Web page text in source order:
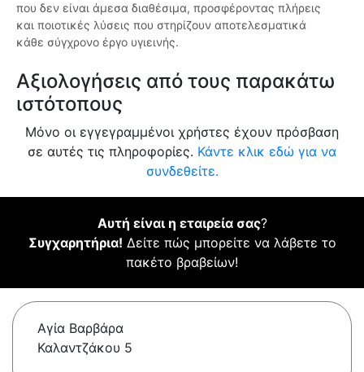
που δεν είναι άμεσα διαθέσιμα, προσφέροντας πλήρεις
και ποιοτικές λύσεις που στηρίζουν αποτελεσματικά
κάθε σύγχρονο έργο υγιεινής.
Αξιολογήσεις από τους παρακάτω
ιστότοπους
Μόνο οι εγγεγραμμένοι χρήστες έχουν πρόσβαση
σε αυτές τις πληροφορίες. Κάντε κλικ εδώ για να
συνδεθείτε.
Αυτή είναι η εταιρεία σας?
Συγχαρητήρια! Δείτε πώς μπορείτε να λάβετε το
πακέτο βραβείων!
Αγία Βαρβάρα
Καλαντζάκου 5